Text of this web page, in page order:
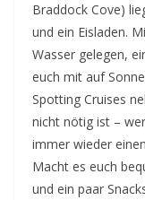
Braddock Cove)
und ein Eisladen.
Wasser gelegen,
euch mit auf
Spotting Cruises
nicht nötig ist –
immer wieder
Macht es euch
und ein paar